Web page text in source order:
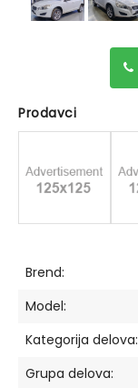
Prodavci
Brend:
Model:
Kategorija delova:
Grupa delova: